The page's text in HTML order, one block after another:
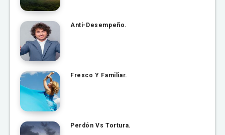
Anti-Desempeño.
Fresco Y Familiar.
Perdón Vs Tortura.